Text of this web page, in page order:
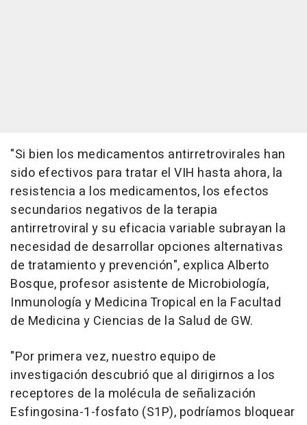
"Si bien los medicamentos antirretrovirales han
sido efectivos para tratar el VIH hasta ahora, la
resistencia a los medicamentos, los efectos
secundarios negativos de la terapia
antirretroviral y su eficacia variable subrayan la
necesidad de desarrollar opciones alternativas
de tratamiento y prevención", explica Alberto
Bosque, profesor asistente de Microbiología,
Inmunología y Medicina Tropical en la Facultad
de Medicina y Ciencias de la Salud de GW.
"Por primera vez, nuestro equipo de
investigación descubrió que al dirigirnos a los
receptores de la molécula de señalización
Esfingosina-1-fosfato (S1P), podríamos bloquear